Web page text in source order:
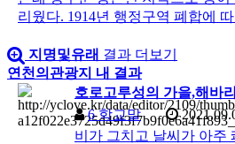
리웠다. 1914년 행정구역 폐합에
지명및유래 결과 더보기
연천의관광지 내 결과
호로고루성의 가을,해바
6학교말
비가 그치고 날씨가 아주